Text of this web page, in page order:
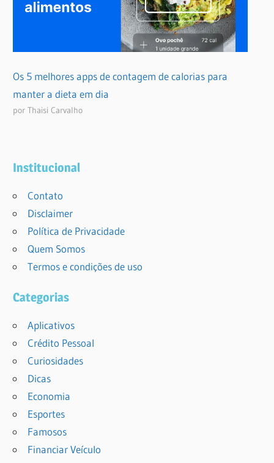
Os 5 melhores apps de contagem de calorias para
manter a dieta em dia
por Thaisi Carvalho
Institucional
Contato
Disclaimer
Política de Privacidade
Quem Somos
Termos e condições de uso
Categorias
Aplicativos
Crédito Pessoal
Curiosidades
Dicas
Economia
Esportes
Famosos
Financiar Veículo